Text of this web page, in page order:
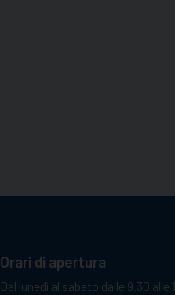
Orari di apertura
Dal lunedì al sabato dalle 9.30 alle